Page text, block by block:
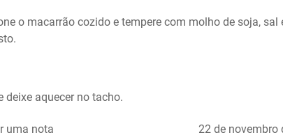
o macarrão cozido e tempere com molho de soja, sal
deixe aquecer no tacho.
uma nota 22 de novembro